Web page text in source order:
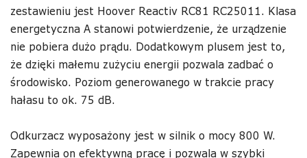
zestawieniu jest Hoover Reactiv RC81 RC25011. Klasa
energetyczna A stanowi potwierdzenie, że urządzenie
nie pobiera dużo prądu. Dodatkowym plusem jest to,
że dzięki małemu zużyciu energii pozwala zadbać o
środowisko. Poziom generowanego w trakcie pracy
hałasu to ok. 75 dB.
Odkurzacz wyposażony jest w silnik o mocy 800 W.
Zapewnia on efektywną pracę i pozwala w szybki